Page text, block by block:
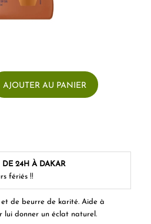
de beurre de karité. Aide à
lui donner un éclat naturel.
AJOUTER AU PANIER
24H À DAKAR
fériés !!